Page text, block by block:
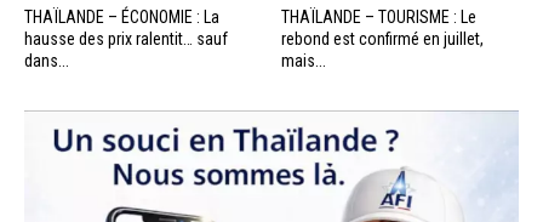
THAÏLANDE – ÉCONOMIE : La
hausse des prix ralentit… sauf
dans...
THAÏLANDE – TOURISME : Le
rebond est confirmé en juillet,
mais...